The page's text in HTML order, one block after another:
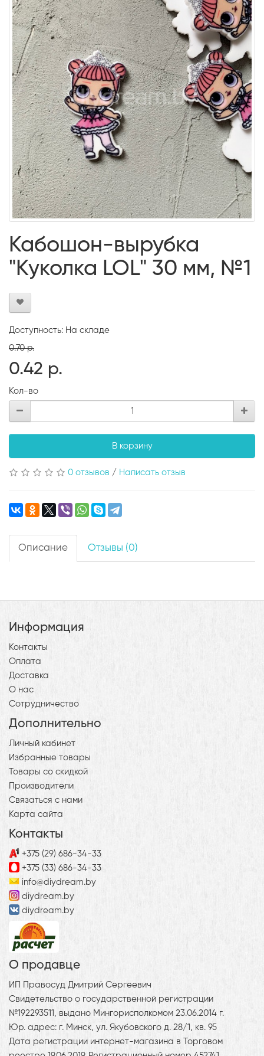
Кабошон-вырубка
"Куколка LOL" 30 мм, №1
Доступность: На складе
0.70 р.
0.42 р.
Кол-во
В корзину
0 отзывов / Написать отзыв
Описание Отзывы (0)
Информация
Контакты
Оплата
Доставка
О нас
Сотрудничество
Дополнительно
Личный кабинет
Избранные товары
Товары со скидкой
Производители
Связаться с нами
Карта сайта
Контакты
+375 (29) 686-34-33
+375 (33) 686-34-33
info@diydream.by
diydream.by
diydream.by
О продавце
ИП Правосуд Дмитрий Сергеевич
Свидетельство о государственной регистрации
№192293511, выдано Мингорисполкомом 23.06.2014 г.
Юр. адрес: г. Минск, ул. Якубовского д. 28/1, кв. 95
Дата регистрации интернет-магазина в Торговом